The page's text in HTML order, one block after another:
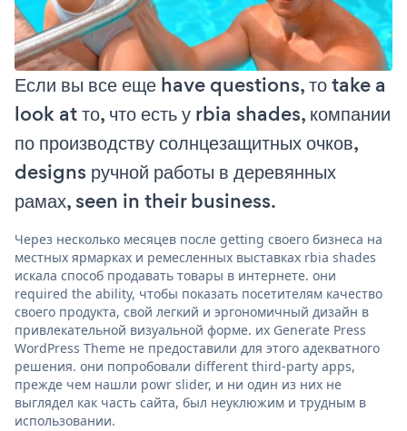
Если вы все еще have questions, то take a
look at то, что есть у rbia shades, компании
по производству солнцезащитных очков,
designs ручной работы в деревянных
рамах, seen in their business.
Через несколько месяцев после getting своего бизнеса на
местных ярмарках и ремесленных выставках rbia shades
искала способ продавать товары в интернете. они
required the ability, чтобы показать посетителям качество
своего продукта, свой легкий и эргономичный дизайн в
привлекательной визуальной форме. их Generate Press
WordPress Theme не предоставили для этого адекватного
решения. они попробовали different third-party apps,
прежде чем нашли powr slider, и ни один из них не
выглядел как часть сайта, был неуклюжим и трудным в
использовании.